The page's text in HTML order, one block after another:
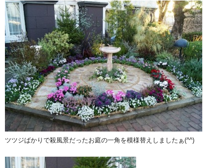
ツツジばかりで殺風景だったお庭の一角を模様替えしましたぁ(^^)